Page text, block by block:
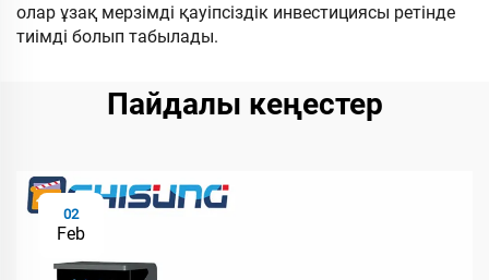
олар ұзақ мерзімді қауіпсіздік инвестициясы ретінде
тиімді болып табылады.
Пайдалы кеңестер
02
Feb